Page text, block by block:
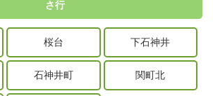
さ行
桜台 下石神井
石神井町 関町北